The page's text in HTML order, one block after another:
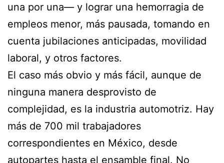
una por una— y lograr una hemorragia de
empleos menor, más pausada, tomando en
cuenta jubilaciones anticipadas, movilidad
laboral, y otros factores.
El caso más obvio y más fácil, aunque de
ninguna manera desprovisto de
complejidad, es la industria automotriz. Hay
más de 700 mil trabajadores
correspondientes en México, desde
autopartes hasta el ensamble final. No